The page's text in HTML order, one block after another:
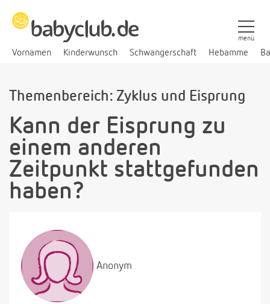
Vornamen Kinderwunsch Schwangerschaft Hebamme
menü
Themenbereich: Zyklus und Eisprung
Kann der Eisprung zu
einem anderen
Zeitpunkt stattgefunden
haben?
Anonym